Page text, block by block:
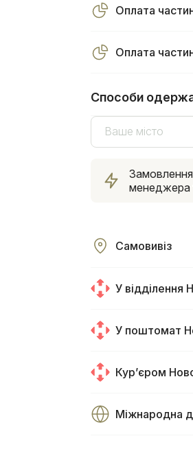
Оплата
Оплата
Способи
Ваше місто
менеджера
Самовивіз
У відділення
У поштомат
Курʼєром
Міжнародна